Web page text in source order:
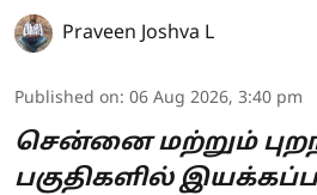
Praveen Joshva L
Published on: 06 Aug 2026, 3:40 pm
சென்னை மற்றும்
பகுதிகளில்